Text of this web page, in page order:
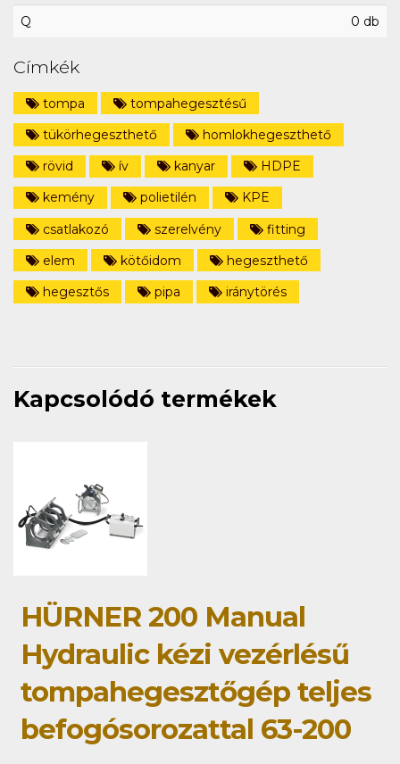
Q 0 db
Címkék
tompa
tompahegesztésű
tükörhegeszthető
homlokhegeszthető
rövid
ív kanyar
HDPE
kemény
polietilén
KPE
csatlakozó
szerelvény
fitting
elem
kötőidom
hegeszthető
hegesztős
pipa iránytörés
Kapcsolódó termékek
HÜRNER 200 Manual
Hydraulic kézi vezérlésű
tompahegesztőgép teljes
befogósorozattal 63-200